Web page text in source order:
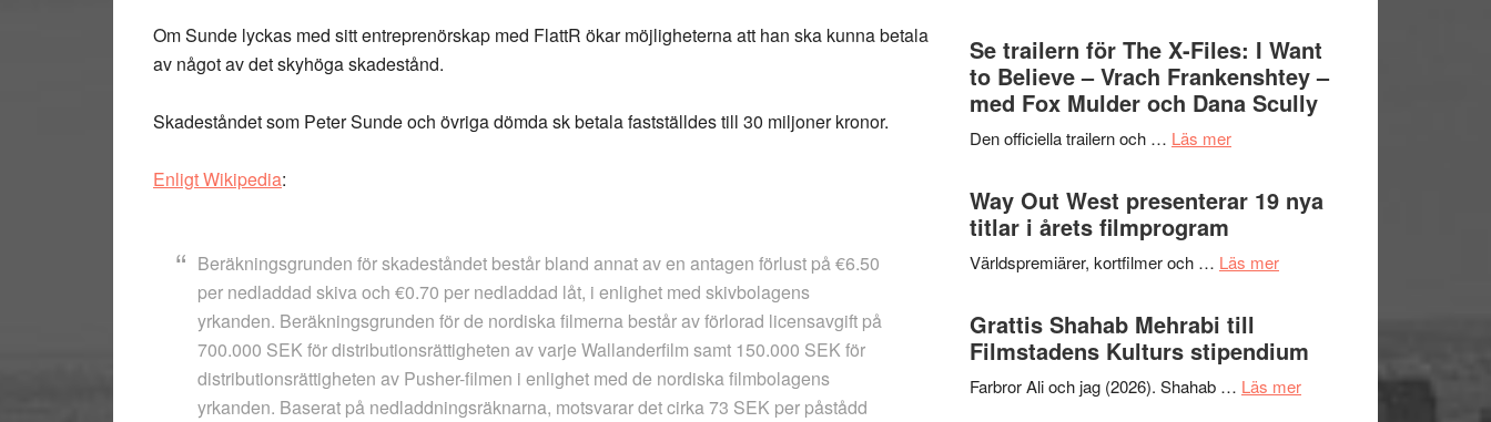
Om Sunde lyckas med sitt entreprenörskap med FlattR ökar möjligheterna att han ska kunna betala
av något av det skyhöga skadestånd.
Skadeståndet som Peter Sunde och övriga dömda sk betala fastställdes till 30 miljoner kronor.
Enligt Wikipedia:
Beräkningsgrunden för skadeståndet består bland annat av en antagen förlust på €6.50
per nedladdad skiva och €0.70 per nedladdad låt, i enlighet med skivbolagens
yrkanden. Beräkningsgrunden för de nordiska filmerna består av förlorad licensavgift på
700.000 SEK för distributionsrättigheten av varje Wallanderfilm samt 150.000 SEK för
distributionsrättigheten av Pusher-filmen i enlighet med de nordiska filmbolagens
yrkanden. Baserat på nedladdningsräknarna, motsvarar det cirka 73 SEK per påstådd
Sweden
Jazz
Festival
2026
–
Internationella
storheter
och
samarbeten
Se trailern för The X-Files: I Want
to Believe – Vrach Frankenshtey –
med Fox Mulder och Dana Scully
Den officiella trailern och … Läs merom
trailern
för
X-
I
Want
to
Believe
Way Out West presenterar 19 nya
titlar i årets filmprogram
Världspremiärer, kortfilmer och … Läs merom
presenterar
19
Grattis Shahab Mehrabi till
Filmstadens Kulturs stipendium
Farbror Ali och jag (2026). Shahab … Läs merom